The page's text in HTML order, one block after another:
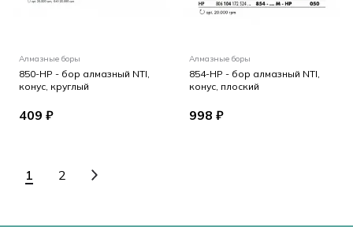
Алмазные боры
850-HP - бор алмазный NTI,
конус, круглый
409 ₽
Алмазные боры
854-HP - бор алмазный NTI,
конус, плоский
998 ₽
1 2